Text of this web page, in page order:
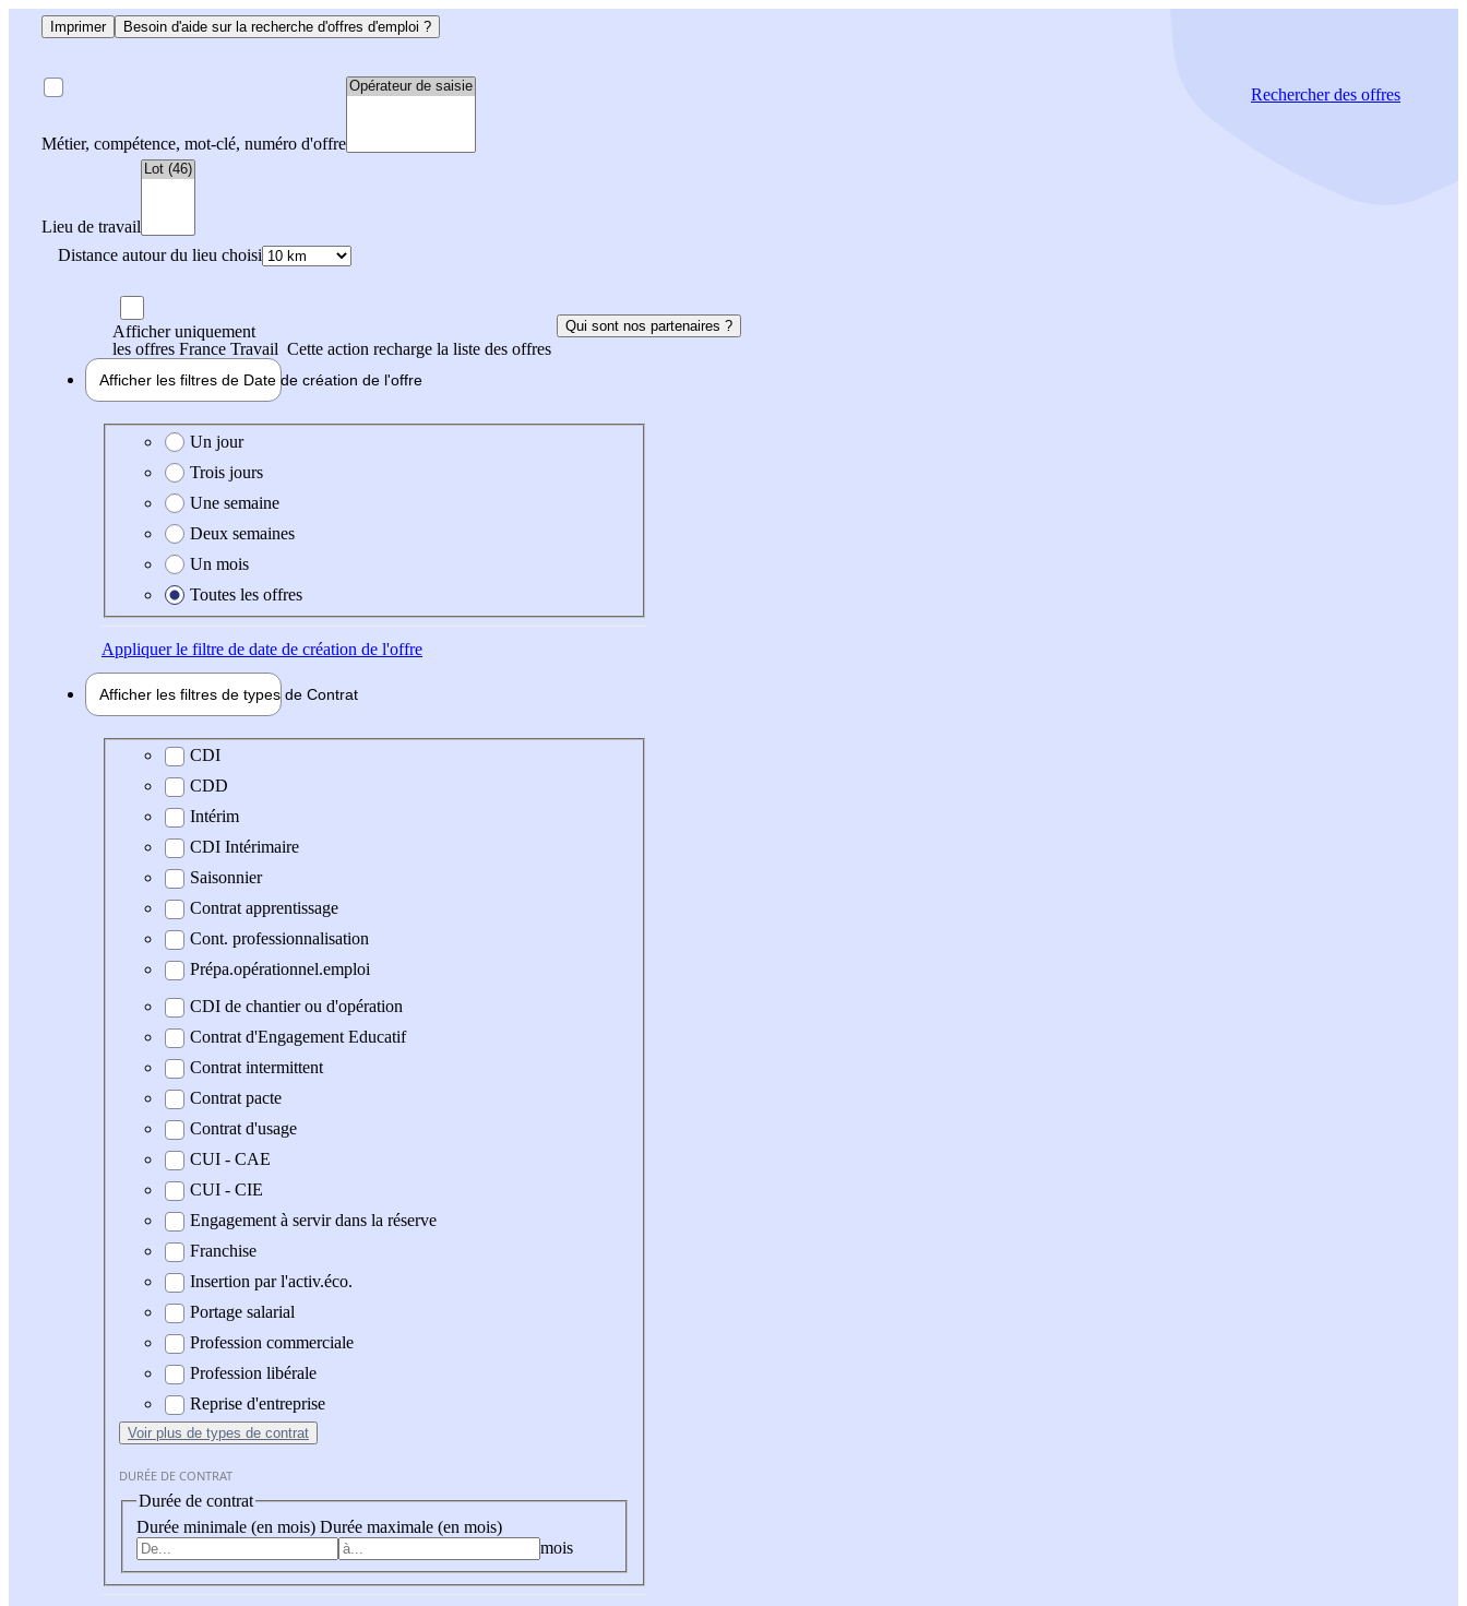
Imprimer Besoin d'aide sur la recherche d'offres d'emploi ?
Métier, compétence, mot-clé, numéro d'offre
Lieu de travail
Distance autour du lieu choisi
Rechercherdes offres
Afficher uniquement
les offres France Travail Cette action recharge la liste des offres
Qui sont nos partenaires ?
Afficher les filtres de Date de création de l'offre
Date de création de l'offre
Un jour
Trois jours
Une semaine
Deux semaines
Un mois
Toutes les offres
Appliquerle filtre de date de création de l'offre
Afficher les filtres de types de Contrat
Type de contrat
CDI
CDD
Intérim
CDI Intérimaire
Saisonnier
Contrat apprentissage
Cont. professionnalisation
Prépa.opérationnel.emploi
CDI de chantier ou d'opération
Contrat d'Engagement Educatif
Contrat intermittent
Contrat pacte
Contrat d'usage
CUI - CAE
CUI - CIE
Engagement à servir dans la réserve
Franchise
Insertion par l'activ.éco.
Portage salarial
Profession commerciale
Profession libérale
Reprise d'entreprise
Voir plus de types de contrat
DURÉE DE CONTRAT
Durée de contrat
Durée minimale (en mois) Durée maximale (en mois)
mois